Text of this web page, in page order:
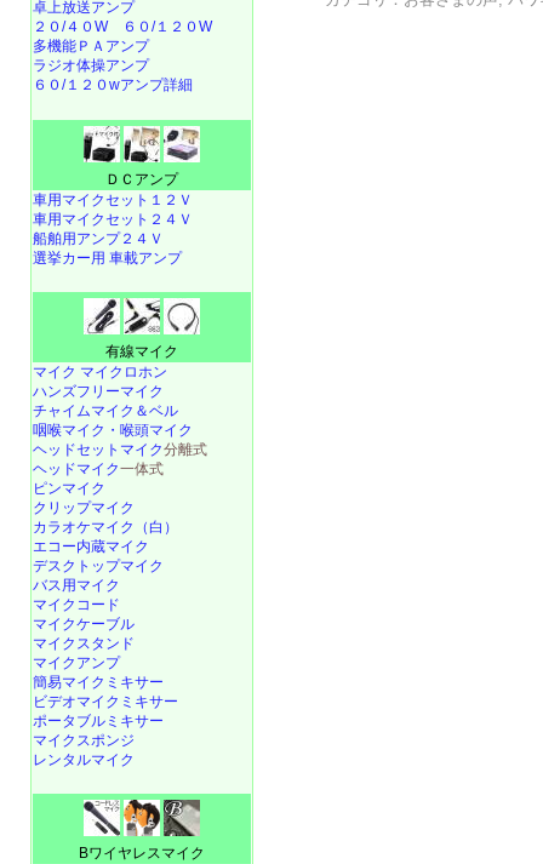
卓上放送アンプ
２０/４０W
６０/１２０W
多機能ＰＡアンプ
ラジオ体操アンプ
６０/１２０wアンプ詳細
ＤＣアンプ
車用マイクセット１２Ｖ
車用マイクセット２４Ｖ
船舶用アンプ２４Ｖ
選挙カー用 車載アンプ
有線マイク
マイク マイクロホン
ハンズフリーマイク
チャイムマイク＆ベル
咽喉マイク・喉頭マイク
ヘッドセットマイク分離式
ヘッドマイク一体式
ピンマイク
クリップマイク
カラオケマイク（白）
エコー内蔵マイク
デスクトップマイク
バス用マイク
マイクコード
マイクケーブル
マイクスタンド
マイクアンプ
簡易マイクミキサー
ビデオマイクミキサー
ポータブルミキサー
マイクスポンジ
レンタルマイク
Bワイヤレスマイク